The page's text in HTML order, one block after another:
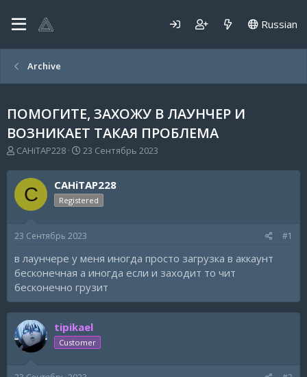
Russian
Archive
ПОМОГИТЕ, ЗАХОЖУ В ЛАУНЧЕР И
ВОЗНИКАЕТ ТАКАЯ ПРОБЛЕМА
А
т
о
р
м
CAHiTAP228
Д
т
а
н
а
а
23 Сентябрь 2023
C CAHiTAP228
Registered
23 Сентябрь 2023 #1
в лаунчере у меня иногда просто загрузка в аккаунт
бесконечная а иногда если и заходит то чит
бесконечно грузит
tipikael
Customer